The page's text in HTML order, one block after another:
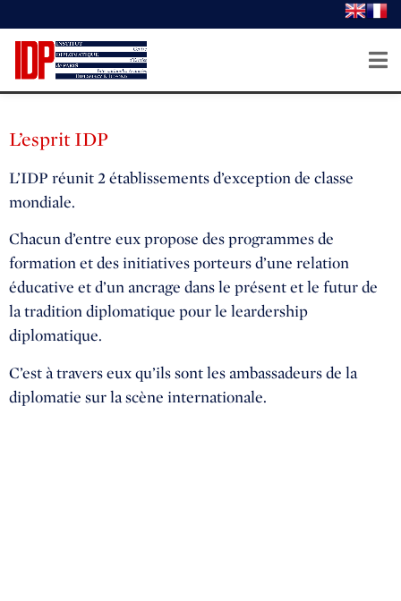
L’esprit IDP
L’IDP réunit 2 établissements d’exception de classe
mondiale.
Chacun d’entre eux propose des programmes de
formation et des initiatives porteurs d’une relation
éducative et d’un ancrage dans le présent et le futur de
la tradition diplomatique pour le leardership
diplomatique.
C’est à travers eux qu’ils sont les ambassadeurs de la
diplomatie sur la scène internationale.